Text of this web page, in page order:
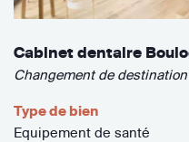
Cabinet dentaire
Changement de
Type de bien
Equipement de santé